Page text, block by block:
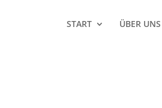
START ÜBER UNS